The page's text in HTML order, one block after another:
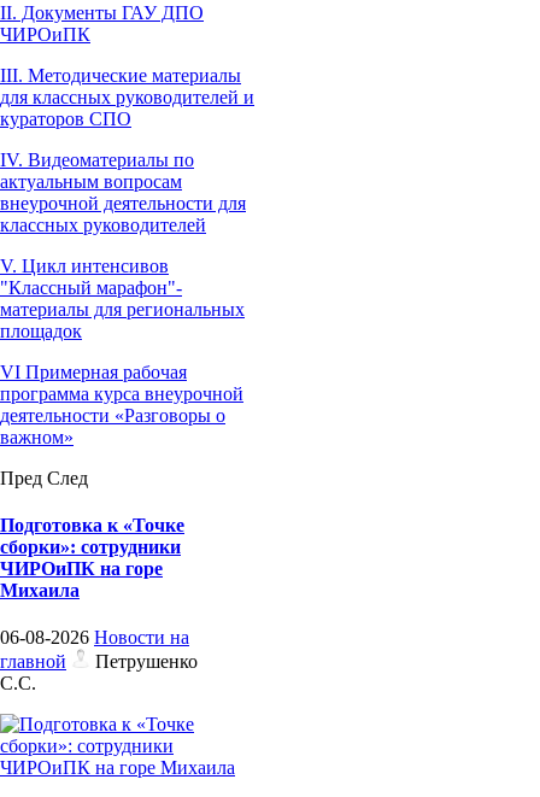
II. Документы ГАУ ДПО
ЧИРОиПК
III. Методические материалы
для классных руководителей и
кураторов СПО
IV. Видеоматериалы по
актуальным вопросам
внеурочной деятельности для
классных руководителей
V. Цикл интенсивов
"Классный марафон"-
материалы для региональных
площадок
VI Примерная рабочая
программа курса внеурочной
деятельности «Разговоры о
важном»
Пред След
Подготовка к «Точке
сборки»: сотрудники
ЧИРОиПК на горе
Михаила
06-08-2026 Новости на
главной
Петрушенко
С.С.